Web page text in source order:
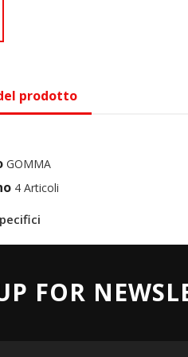
prodotto
GOMMA
4 Articoli
FOR